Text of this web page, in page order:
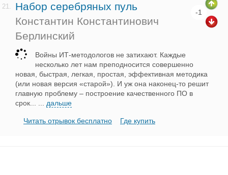
21.
Набор серебряных пуль
Константин Константинович
Берлинский
-1
Войны ИТ-методологов не затихают. Каждые
несколько лет нам преподносится совершенно
новая, быстрая, легкая, простая, эффективная методика
(или новая версия «старой»). И уж она наконец-то решит
главную проблему – построение качественного ПО в
срок...
дальше
Читать отрывок бесплатно Где купить